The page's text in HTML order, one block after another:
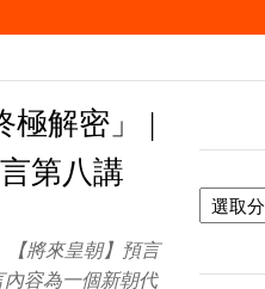
極解密」 |
第八講
【將來皇朝】預言
容為一個新朝代